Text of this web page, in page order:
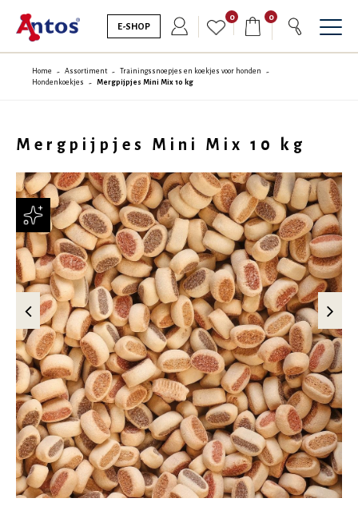
E-SHOP
0 0
Home Assortiment
Trainingssnoepjes en koekjes voor honden
Hondenkoekjes
Mergpijpjes Mini Mix 10 kg
Mergpijpjes Mini Mix 10 kg